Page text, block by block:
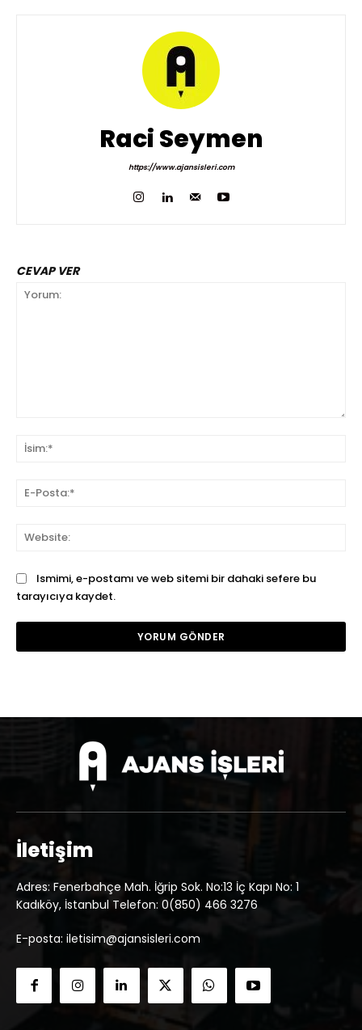
Raci Seymen
https://www.ajansisleri.com
CEVAP VER
Ismimi, e-postamı ve web sitemi bir dahaki sefere bu
tarayıcıya kaydet.
İletişim
Adres: Fenerbahçe Mah. İğrip Sok. No:13 İç Kapı No: 1
Kadıköy, İstanbul Telefon: 0(850) 466 3276
E-posta: iletisim@ajansisleri.com